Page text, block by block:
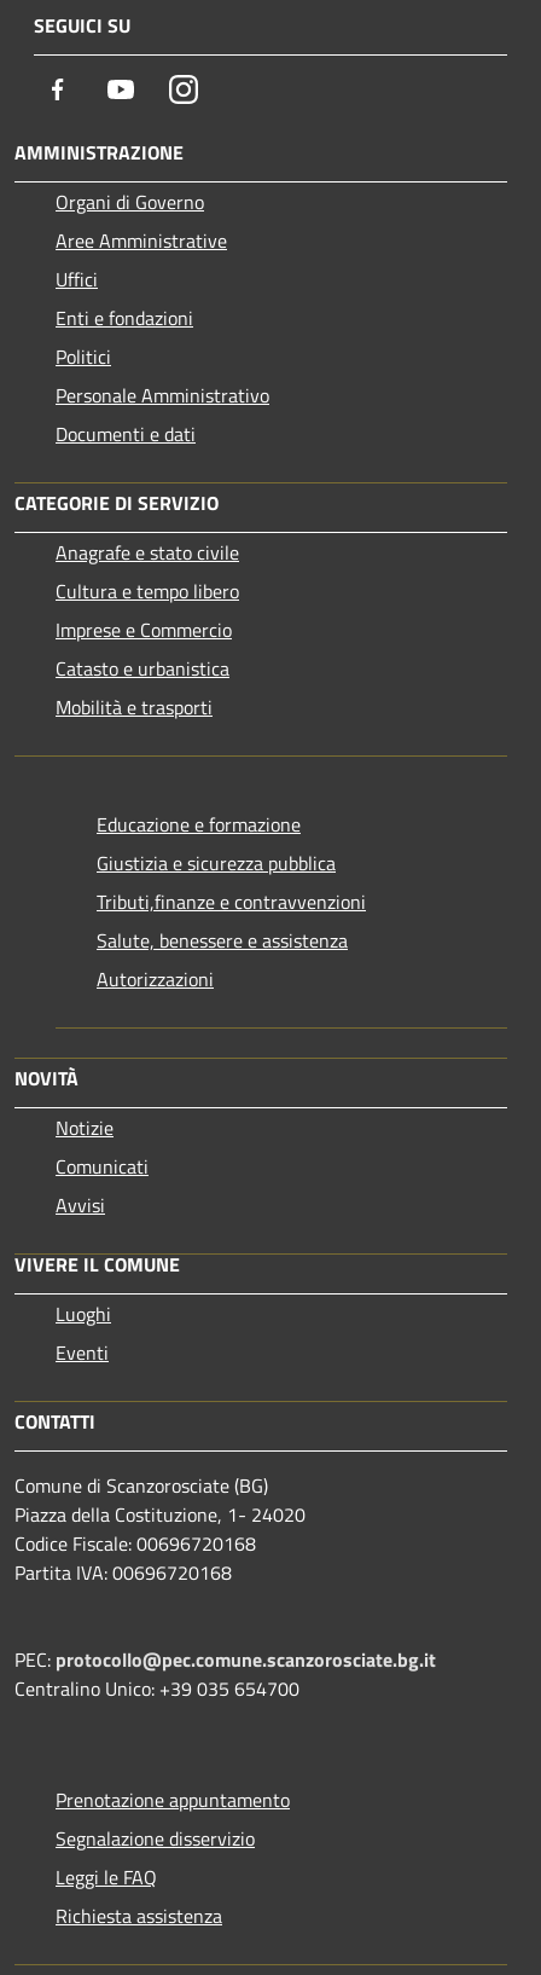
SEGUICI SU
Facebook YoutubeInstagram
AMMINISTRAZIONE
Organi di Governo
Aree Amministrative
Uffici
Enti e fondazioni
Politici
Personale Amministrativo
Documenti e dati
CATEGORIE DI SERVIZIO
Anagrafe e stato civile
Cultura e tempo libero
Imprese e Commercio
Catasto e urbanistica
Mobilità e trasporti
Educazione e formazione
Giustizia e sicurezza pubblica
Tributi,finanze e contravvenzioni
Salute, benessere e assistenza
Autorizzazioni
NOVITÀ
Notizie
Comunicati
Avvisi
VIVERE IL COMUNE
Luoghi
Eventi
CONTATTI
Comune di Scanzorosciate (BG)
Piazza della Costituzione, 1- 24020
Codice Fiscale: 00696720168
Partita IVA: 00696720168
PEC: protocollo@pec.comune.scanzorosciate.bg.it
Centralino Unico: +39 035 654700
Prenotazione appuntamento
Segnalazione disservizio
Leggi le FAQ
Richiesta assistenza